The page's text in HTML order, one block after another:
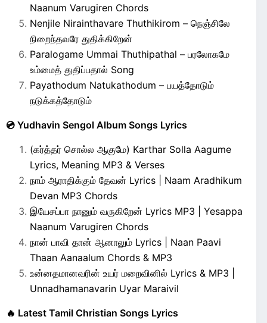
Naanum Varugiren Chords
Nenjile Nirainthavare Thuthikirom – நெஞ்சிலே
நிறைந்தவரே துதிக்கிறேன்
Paralogame Ummai Thuthipathal – பரலோகமே
உம்மைத் துதிப்பதால் Song
Payathodum Natukathodum – பயத்தோடும்
நடுக்கத்தோடும்
💿 Yudhavin Sengol Album Songs Lyrics
(கர்த்தர் சொல்ல ஆகுமே) Karthar Solla Aagume
Lyrics, Meaning MP3 & Verses
நாம் ஆராதிக்கும் தேவன் Lyrics | Naam Aradhikum
Devan MP3 Chords
இயேசப்பா நானும் வருகிறேன் Lyrics MP3 | Yesappa
Naanum Varugiren Chords
நான் பாவி தான் ஆனாலும் Lyrics | Naan Paavi
Thaan Aanaalum Chords & MP3
உன்னதமானவரின் உயர் மறைவினில் Lyrics & MP3 |
Unnadhamanavarin Uyar Maraivil
🔥 Latest Tamil Christian Songs Lyrics